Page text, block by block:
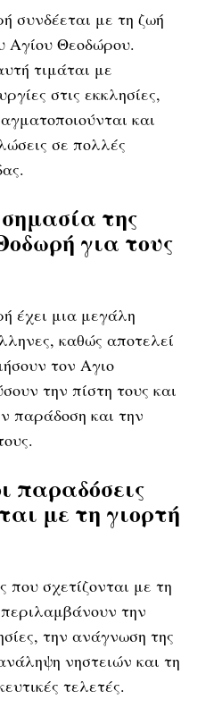
συνδέεται με τη ζωή
Αγίου Θεοδώρου.
τιμάται με
στις εκκλησίες,
και
σε πολλές
της
για τους
έχει μια μεγάλη
καθώς αποτελεί
τον Αγιο
την πίστη τους και
παράδοση και την
παραδόσεις
με τη γιορτή
που σχετίζονται με τη
την
την ανάγνωση της
νηστειών και τη
τελετές.